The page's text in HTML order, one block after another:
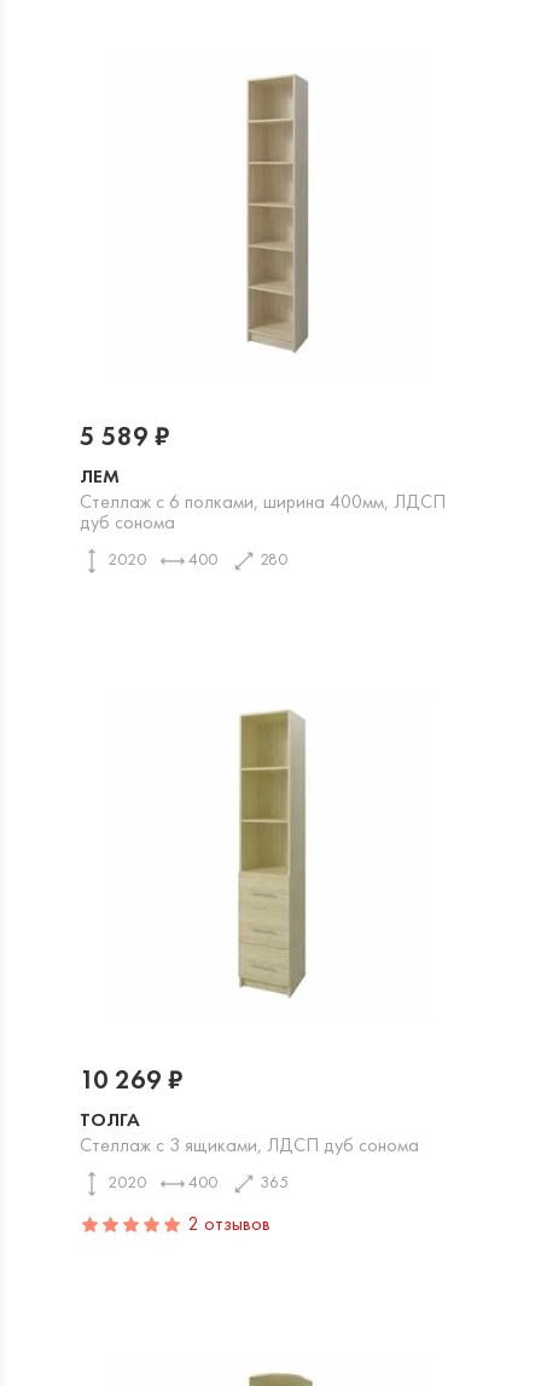
ЛЕМ
Стеллаж с 6 полками, ширина 400мм, ЛДСП
дуб сонома
2020 400 280
5 589 ₽
ТОЛГА
Стеллаж с 3 ящиками, ЛДСП дуб сонома
2020 400 365
10 269 ₽
2 отзывов